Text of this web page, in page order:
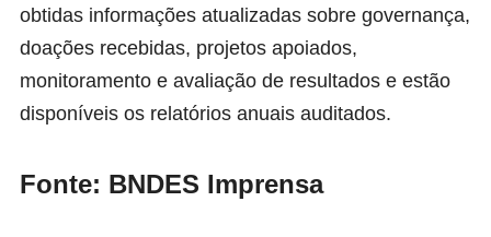
obtidas informações atualizadas sobre governança,
doações recebidas, projetos apoiados,
monitoramento e avaliação de resultados e estão
disponíveis os relatórios anuais auditados.
Fonte: BNDES Imprensa